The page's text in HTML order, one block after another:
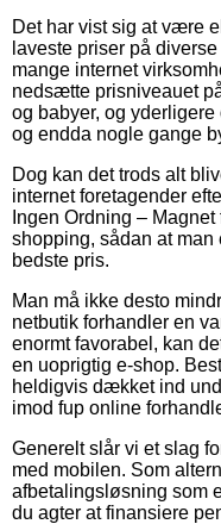
Det har vist sig at være
laveste priser på
mange internet
nedsætte prisniveauet
og babyer, og
og endda nogle gange
Dog kan det trods alt
internet foretagender
Ingen Ordning –
shopping, sådan at man
bedste pris.
Man må ikke desto
netbutik forhandler en
enormt favorabel, kan
en uoprigtig e-shop.
heldigvis dækket ind
imod fup online
Generelt slår vi et slag
med mobilen. Som
afbetalingsløsning som
du agter at finansiere